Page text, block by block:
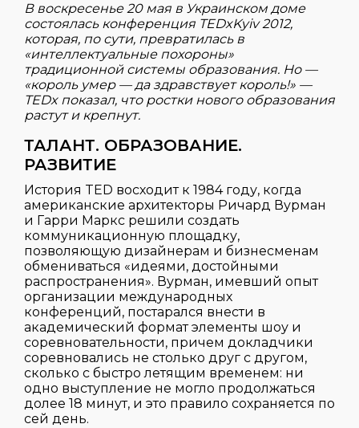
В воскресенье 20 мая в Украинском доме
состоялась конференция TEDxKyiv 2012,
которая, по сути, превратилась в
«интеллектуальные похороны»
традиционной системы образования. Но —
«король умер — да здравствует король!» —
TEDx показал, что ростки нового образования
растут и крепнут.
ТАЛАНТ. ОБРАЗОВАНИЕ.
РАЗВИТИЕ
История TED восходит к 1984 году, когда
американские архитекторы Ричард Вурман
и Гарри Маркс решили создать
коммуникационную площадку,
позволяющую дизайнерам и бизнесменам
обмениваться «идеями, достойными
распространения». Вурман, имевший опыт
организации международных
конференций, постарался внести в
академический формат элементы шоу и
соревновательности, причем докладчики
соревновались не столько друг с другом,
сколько с быстро летящим временем: ни
одно выступление не могло продолжаться
долее 18 минут, и это правило сохраняется по
сей день.